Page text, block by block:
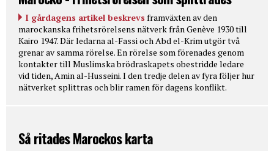
I gårdagens artikel beskrevs framväxten av den
marockanska frihetsrörelsens nätverk från Genève 1930 till
Kairo 1947. Där ledarna al-Fassi och Abd el-Krim utgör två
grenar av samma rörelse. En rörelse som förenades genom
kontakter till Muslimska brödraskapets obestridde ledare
vid tiden, Amin al-Husseini. I den tredje delen av fyra följer hur
nätverket splittras och blir ramen för dagens konflikt.
Så ritades Marockos karta